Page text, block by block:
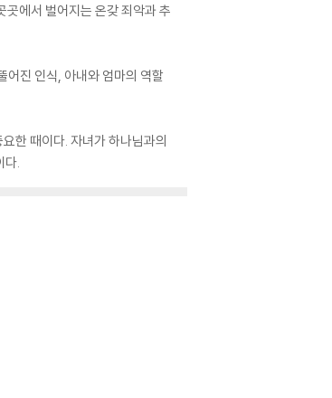
곳에서 벌어지는 온갖 죄악과 추
어진 인식, 아내와 엄마의 역할
한 때이다. 자녀가 하나님과의
다.